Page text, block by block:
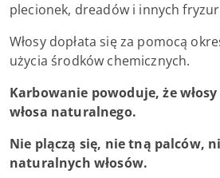
plecionek, dreadów i innych
Włosy dopłata się za pomocą
użycia środków chemicznych.
Karbowanie powoduje, że
włosa naturalnego.
Nie plączą się, nie tną palców,
naturalnych włosów.